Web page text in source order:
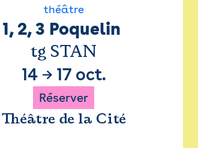
théâtre
1, 2, 3 Poquelin
tg STAN
14→ 17 oct.
Réserver
Théâtre de la Cité